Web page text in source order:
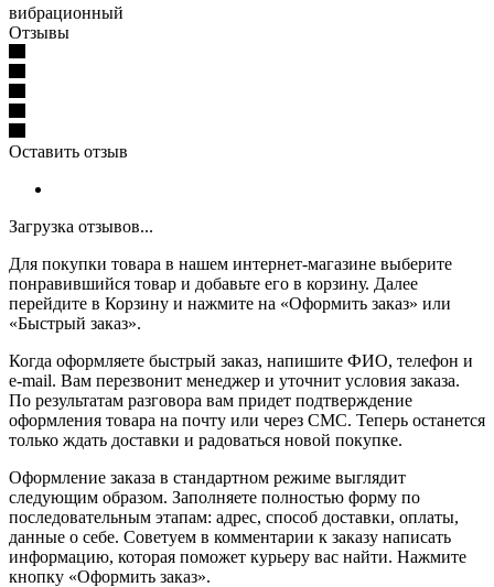
вибрационный
Отзывы
Оставить отзыв
Загрузка отзывов...
Для покупки товара в нашем интернет-магазине выберите
понравившийся товар и добавьте его в корзину. Далее
перейдите в Корзину и нажмите на «Оформить заказ» или
«Быстрый заказ».
Когда оформляете быстрый заказ, напишите ФИО, телефон и
e-mail. Вам перезвонит менеджер и уточнит условия заказа.
По результатам разговора вам придет подтверждение
оформления товара на почту или через СМС. Теперь останется
только ждать доставки и радоваться новой покупке.
Оформление заказа в стандартном режиме выглядит
следующим образом. Заполняете полностью форму по
последовательным этапам: адрес, способ доставки, оплаты,
данные о себе. Советуем в комментарии к заказу написать
информацию, которая поможет курьеру вас найти. Нажмите
кнопку «Оформить заказ».